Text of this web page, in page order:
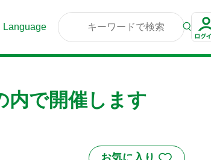
Language
内で開催します